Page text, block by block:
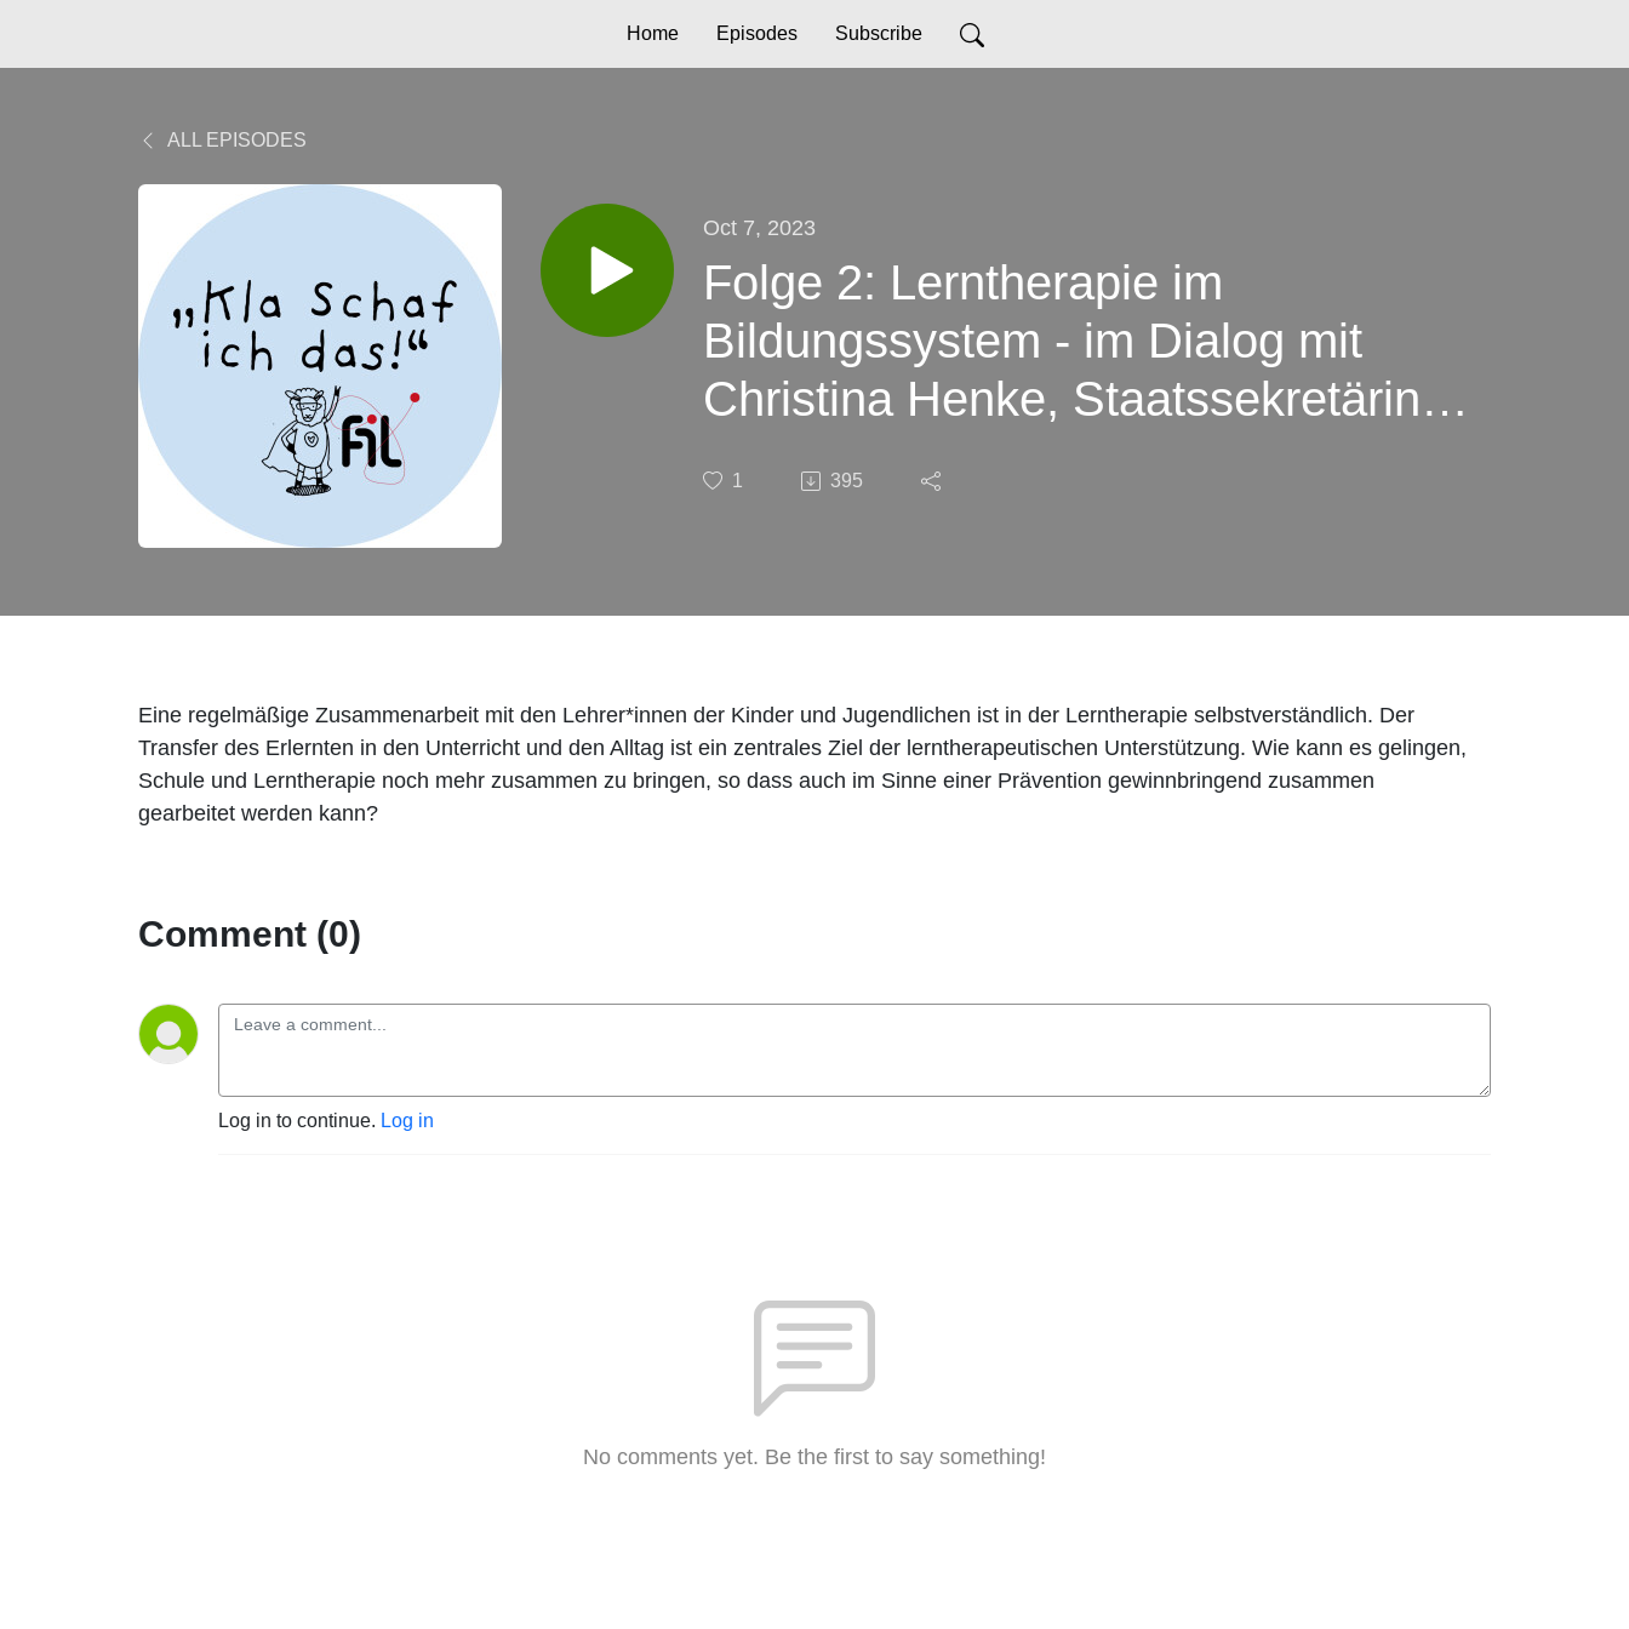
Home Episodes Subscribe
ALL EPISODES
Oct 7, 2023
Folge 2: Lerntherapie im
Bildungssystem - im Dialog mit
Christina Henke, Staatssekretärin
1 395
Eine regelmäßige Zusammenarbeit mit den Lehrer*innen der Kinder und Jugendlichen ist in der Lerntherapie selbstverständlich. Der
Transfer des Erlernten in den Unterricht und den Alltag ist ein zentrales Ziel der lerntherapeutischen Unterstützung. Wie kann es gelingen,
Schule und Lerntherapie noch mehr zusammen zu bringen, so dass auch im Sinne einer Prävention gewinnbringend zusammen
gearbeitet werden kann?
Comment (0)
Log in to continue. Log in
No comments yet. Be the first to say something!